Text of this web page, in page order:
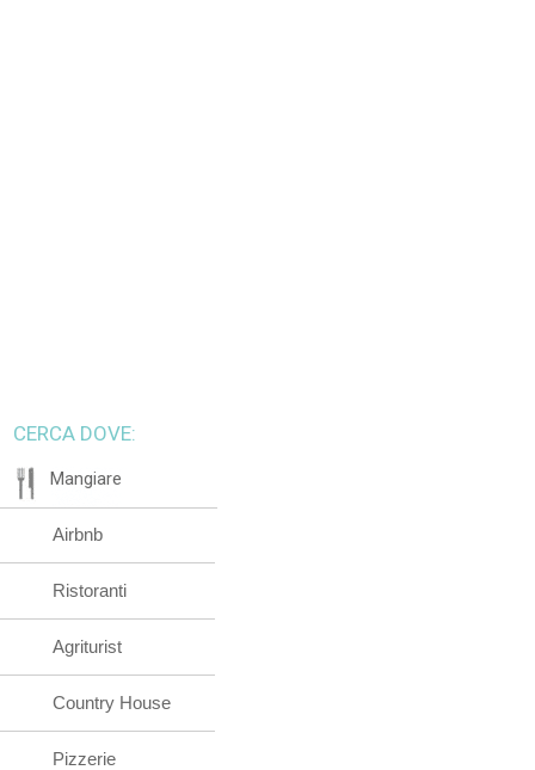
CERCA DOVE:
Mangiare
Airbnb
Ristoranti
Agriturist
Country House
Pizzerie